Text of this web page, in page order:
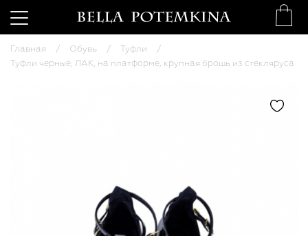
Главная Обувь
Туфли
Туфли черные, ЛАК, на платформе, крупная брошь из стекляруса